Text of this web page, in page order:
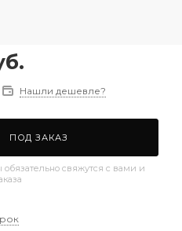
Нашли дешевле?
ПОД ЗАКАЗ
свяжутся с вами и